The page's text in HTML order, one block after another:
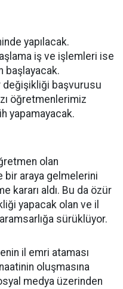
yapılacak.
iş ve işlemleri ise
başlayacak.
değişikliği başvurusu
öğretmenlerimiz
yapamayacak.
olan
bir araya gelmelerini
kararı aldı. Bu da özür
yapacak olan ve il
sürüklüyor.
il emri ataması
oluşmasına
medya üzerinden